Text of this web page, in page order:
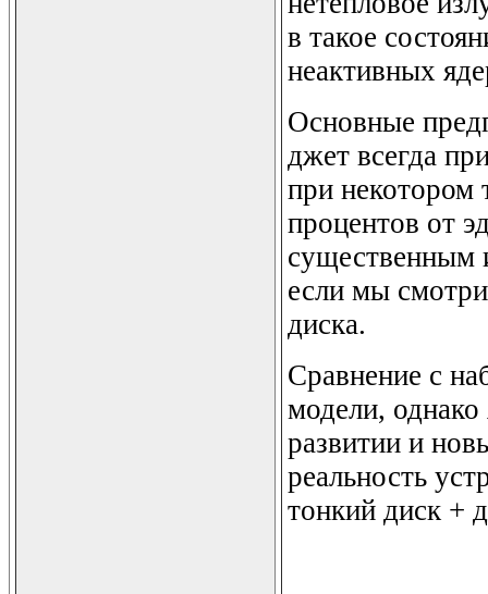
в такое
неактивных
Основные
джет всегда
при некотором
процентов от
существенным
если мы
диска.
Сравнение с
модели,
развитии и
реальность
тонкий диск +